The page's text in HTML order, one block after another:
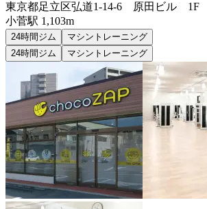
東京都足立区弘道1-14-6 原田ビル 1F
小菅駅 1,103m
24時間ジム
マシントレーニング
24時間ジム
マシントレーニング